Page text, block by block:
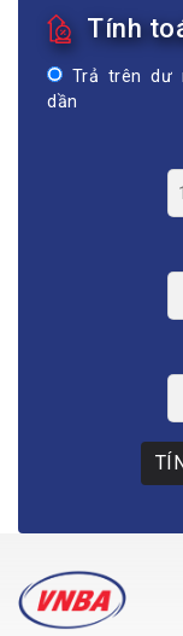
Tính
Trả trên dư
dần